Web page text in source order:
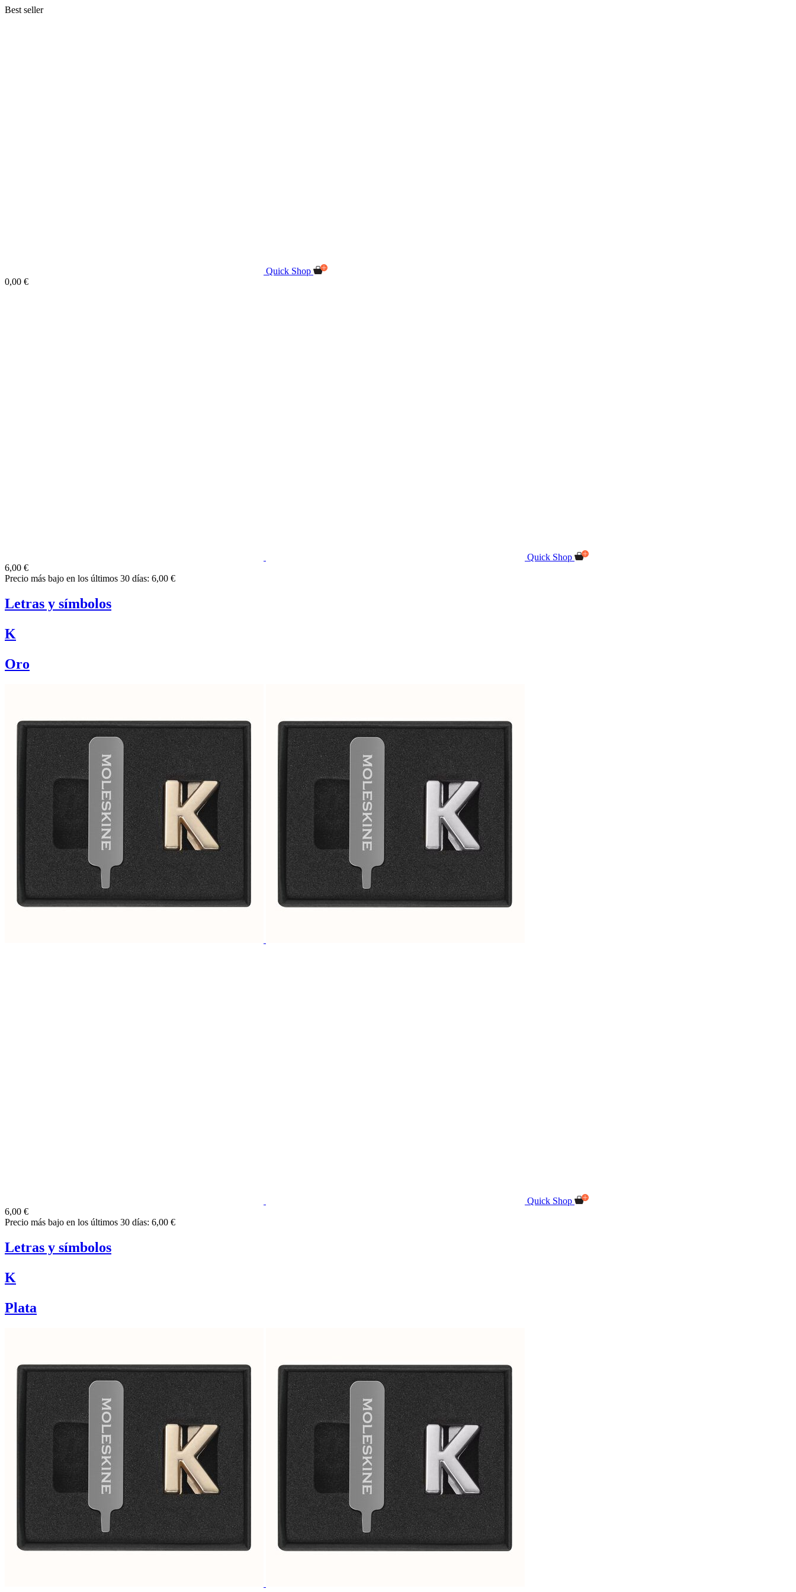
Best seller
Quick Shop
0,00 €
Quick Shop
6,00 €
Precio más bajo en los últimos 30 días: 6,00 €
Letras y símbolos
K
Oro
Quick Shop
6,00 €
Precio más bajo en los últimos 30 días: 6,00 €
Letras y símbolos
K
Plata